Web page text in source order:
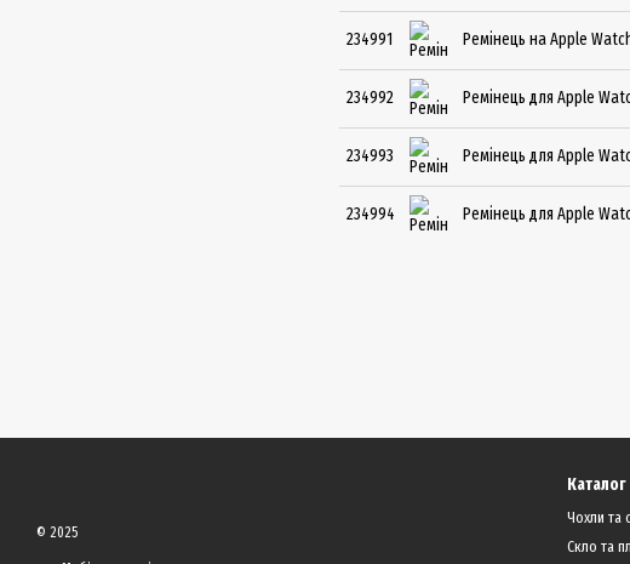
234991 Ремінець на Apple
234992 Ремінець для Apple
234993 Ремінець для Apple
234994 Ремінець для Apple
© 2025
Каталог
Чохли та
Скло та